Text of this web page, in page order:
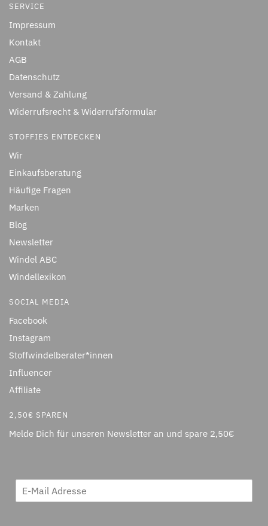
SERVICE
Impressum
Kontakt
AGB
Datenschutz
Versand & Zahlung
Widerrufsrecht & Widerrufsformular
STOFFIES ENTDECKEN
Wir
Einkaufsberatung
Häufige Fragen
Marken
Blog
Newsletter
Windel ABC
Windellexikon
SOCIAL MEDIA
Facebook
Instagram
Stoffwindelberater*innen
Influencer
Affiliate
2,50€ SPAREN
Melde Dich für unseren Newsletter an und spare 2,50€